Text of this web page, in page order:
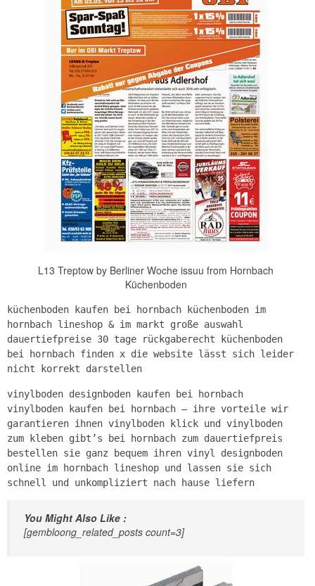
L13 Treptow by Berliner Woche issuu from Hornbach
Küchenboden
küchenboden kaufen bei hornbach küchenboden im
hornbach lineshop & im markt große auswahl
dauertiefpreise 30 tage rückgaberecht küchenboden
bei hornbach finden x die website lässt sich leider
nicht korrekt darstellen
vinylboden designboden kaufen bei hornbach
vinylboden kaufen bei hornbach – ihre vorteile wir
garantieren ihnen vinylboden klick und vinylboden
zum kleben gibt’s bei hornbach zum dauertiefpreis
bestellen sie ganz bequem ihren vinyl designboden
online im hornbach lineshop und lassen sie sich
schnell und unkompliziert nach hause liefern
You Might Also Like :
[gembloong_related_posts count=3]